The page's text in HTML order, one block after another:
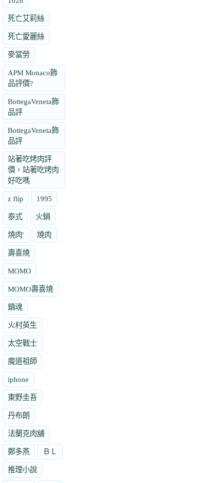
死亡艾莉絲
死亡愛麗絲
麥當勞
APM Monaco飾
品評價?
BottegaVeneta飾
品評
BottegaVeneta飾
品評
站著吃烤肉評
價，站著吃烤肉
好吃嗎
z flip 1995
泰式 火鍋
燒肉' 燒肉
壽喜燒
MOMO
MOMO壽喜燒
鎮魂
火村英生
太空戰士
魔道祖師
iphone
東野圭吾
丹布朗
法蘭克肉舖
鄭多燕 ＢＬ
推理小說